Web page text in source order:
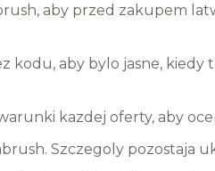
aby przed zakupem
aby bylo jasne, kiedy
kazdej oferty, aby
Szczegoly pozostaja